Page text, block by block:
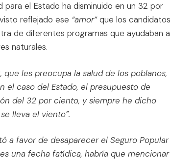
el Estado ha disminuido en un 32 por
reflejado ese “amor”que los candidatos
de diferentes programas que ayudaban a
naturales.
les preocupa la salud de los poblanos,
el caso del Estado, el presupuesto de
del 32 por ciento, y siempre he dicho
lleva el viento”.
a favor de desaparecer el Seguro Popular
una fecha fatídica, habría que mencionar